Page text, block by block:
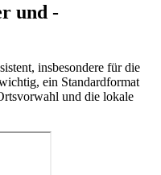
und -
insbesondere für die
ein Standardformat
und die lokale